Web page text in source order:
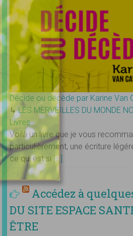
Décide ou décède par Karine Van
↳LES MERVEILLES DU MONDE
Livres
Voilà un livre que je vous
particulièrement, une écriture
ce qui est si […]
Accédez à
DU SITE ESPACE
ÊTRE